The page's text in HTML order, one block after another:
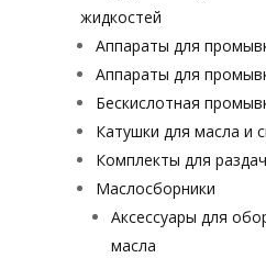
жидкостей
Аппараты для
Аппараты для
Бескислотная
Катушки для масла и
Комплекты для
Маслосборники
Аксессуары для
масла